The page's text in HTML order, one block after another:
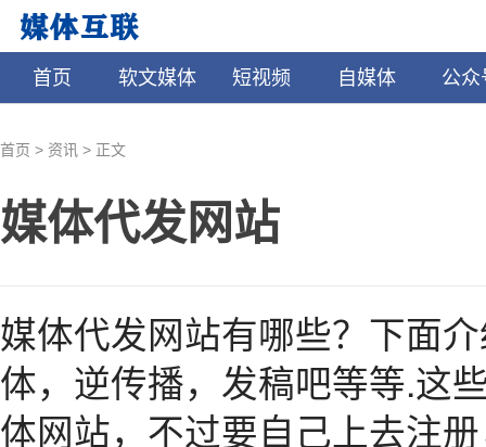
首页 软文媒体 短视频 自媒体 公众
首页 > 资讯 > 正文
媒体代发网站
媒体代发网站有哪些？下面
体，逆传播，发稿吧等等.这
体网站，不过要自己上去注